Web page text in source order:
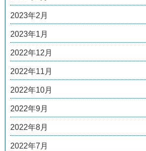
2023年2月
2023年1月
2022年12月
2022年11月
2022年10月
2022年9月
2022年8月
2022年7月